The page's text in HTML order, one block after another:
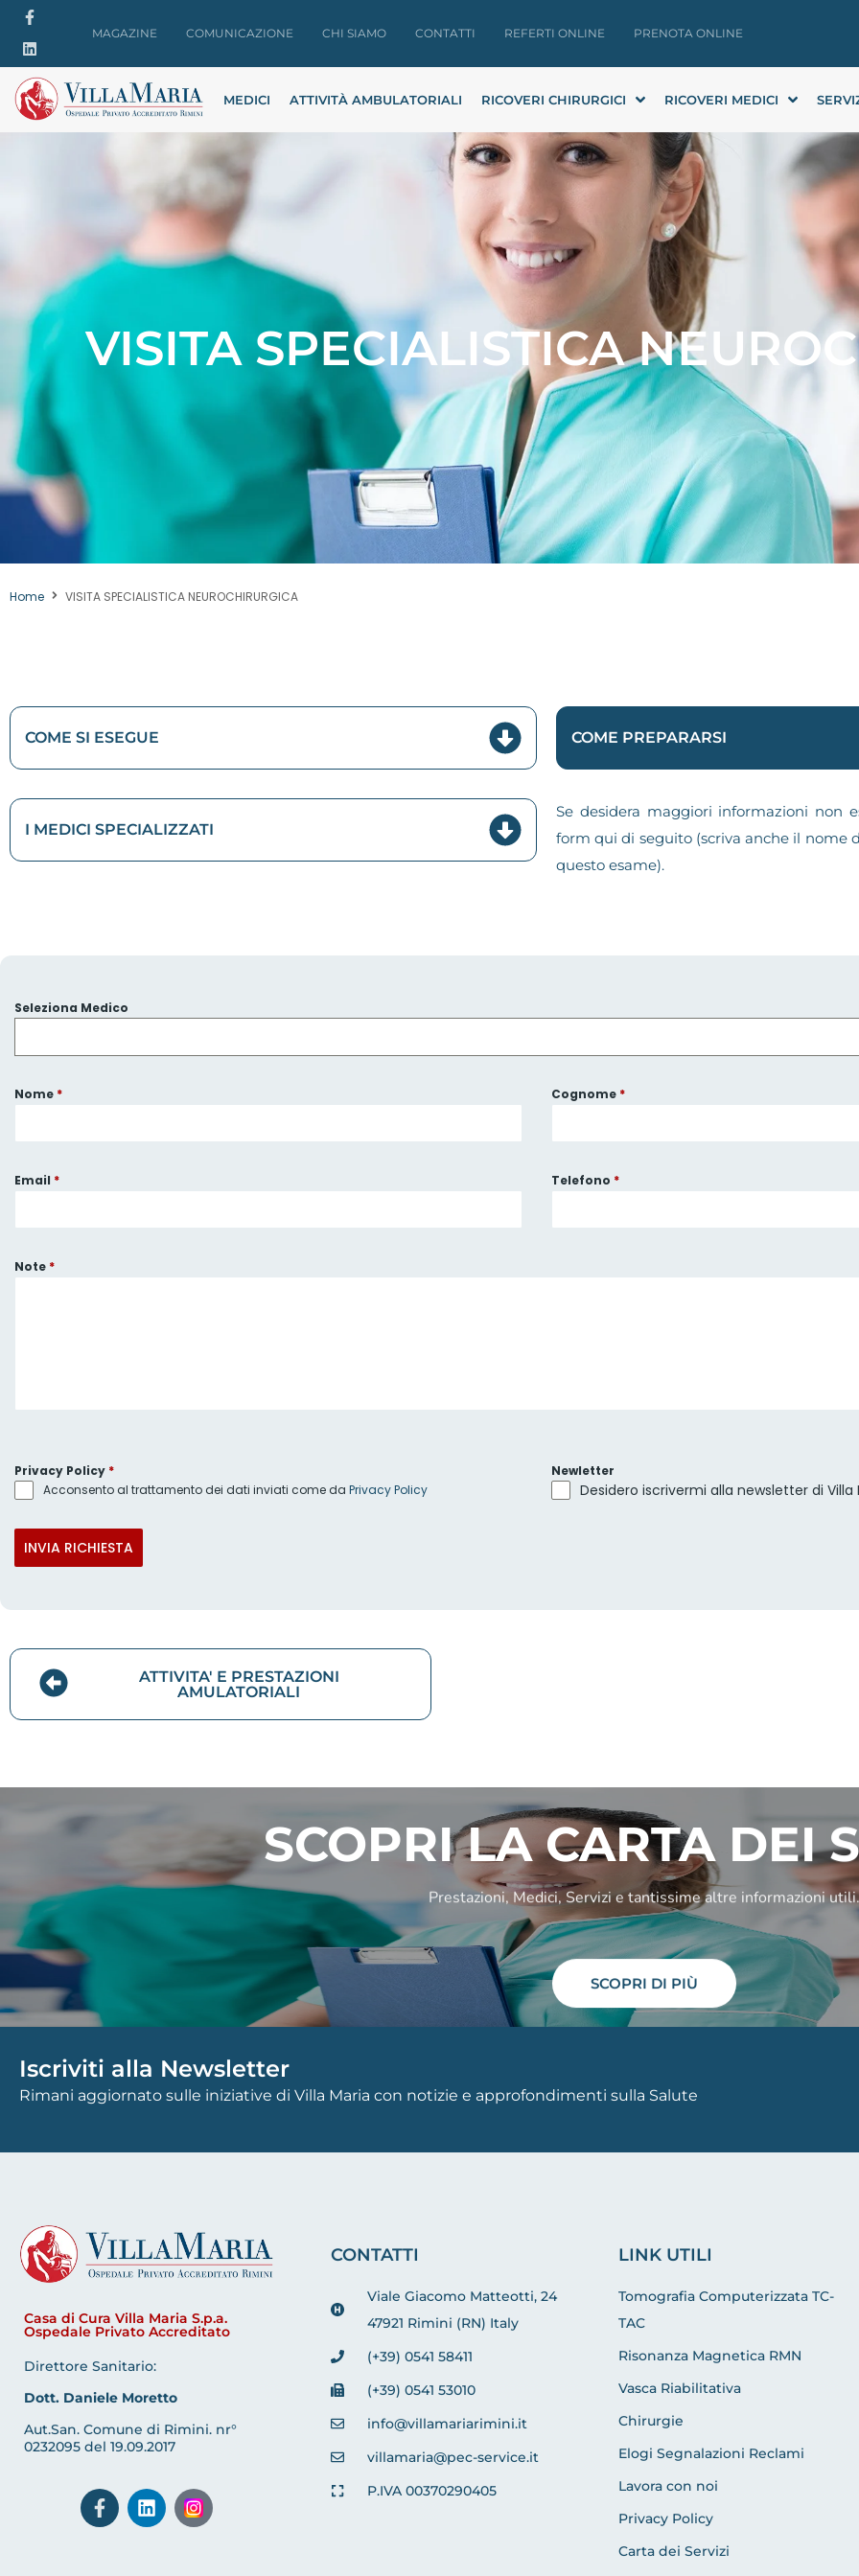
MAGAZINE COMUNICAZIONE CHI SIAMO CONTATTI REFERTI ONLINE PRENOTA ONLINE
MEDICI ATTIVITÀ AMBULATORIALI RICOVERI CHIRURGICI RICOVERI MEDICI
VISITA SPECIALISTICA
Home VISITA SPECIALISTICA NEUROCHIRURGICA
COME SI ESEGUE COME PREPARARSI
I MEDICI SPECIALIZZATI
Se desidera maggiori informazioni non
form qui di seguito (scriva anche il nome
questo esame).
Seleziona Medico
Nome * Cognome *
Email * Telefono *
Note *
Privacy Policy *
Acconsento al trattamento dei dati inviati come da Privacy Policy
Newletter
Desidero iscrivermi alla newsletter di Villa
INVIA RICHIESTA
ATTIVITA' E PRESTAZIONI
AMULATORIALI
SCOPRI LA CARTA DEI
Prestazioni, Medici, Servizi e tantissime altre informazioni utili.
SCOPRI DI PIÙ
Iscriviti alla Newsletter
Rimani aggiornato sulle iniziative di Villa Maria con notizie e approfondimenti sulla Salute
Casa di Cura Villa Maria S.p.a.
Ospedale Privato Accreditato
Direttore Sanitario:
Dott. Daniele Moretto
Aut.San. Comune di Rimini. nr°
0232095 del 19.09.2017
CONTATTI
Viale Giacomo Matteotti, 24
47921 Rimini (RN) Italy
(+39) 0541 58411
(+39) 0541 53010
info@villamariarimini.it
villamaria@pec-service.it
P.IVA 00370290405
LINK UTILI
Tomografia Computerizzata TC-
TAC
Risonanza Magnetica RMN
Vasca Riabilitativa
Chirurgie
Elogi Segnalazioni Reclami
Lavora con noi
Privacy Policy
Carta dei Servizi